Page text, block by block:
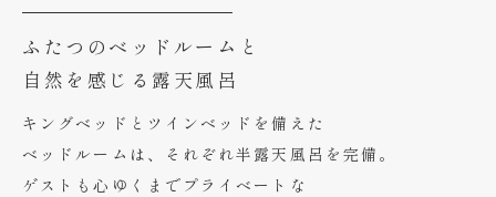
ふたつのベッドルームと
自然を感じる露天風呂
キングベッドとツインベッドを備えた
ベッドルームは、それぞれ半露天風呂を完備。
ゲストも心ゆくまでプライベートな